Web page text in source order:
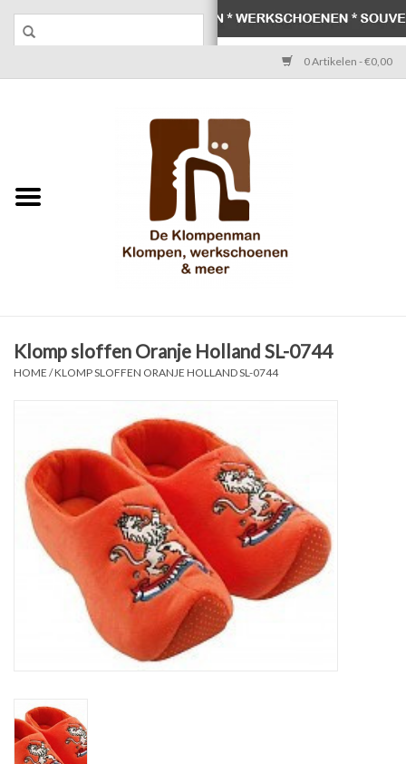
0 Artikelen - €0,00
Werkschoenen
Schoenen
Diversen en Onderhoud
Klomp sloffen Oranje Holland SL-0744
HOME /KLOMP SLOFFEN ORANJE HOLLAND SL-0744